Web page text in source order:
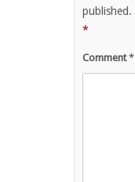
published.
*
Comment*